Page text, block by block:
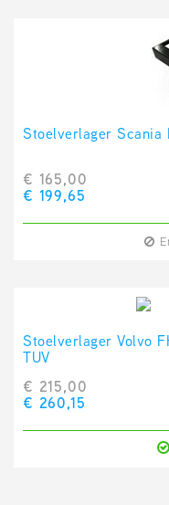
Stoelverlager Scania
€ 165,00
€ 199,65
Stoelverlager Volvo
TUV
€ 215,00
€ 260,15